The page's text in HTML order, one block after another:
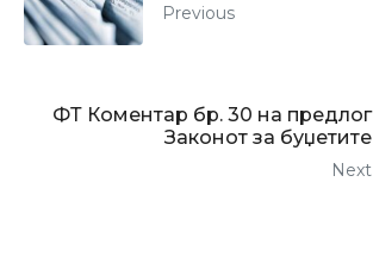
Previous
ФТ Коментар бр. 30 на предлог
Законот за буџетите
Next